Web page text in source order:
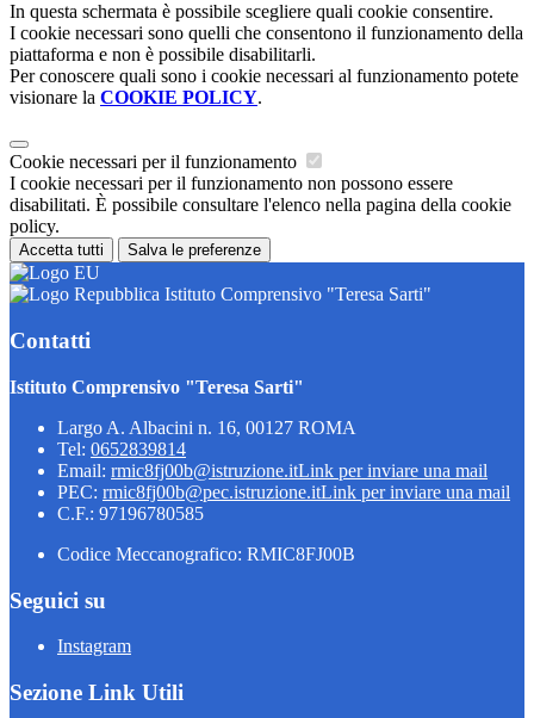
In questa schermata è possibile scegliere quali cookie consentire.
I cookie necessari sono quelli che consentono il funzionamento della
piattaforma e non è possibile disabilitarli.
Per conoscere quali sono i cookie necessari al funzionamento potete
visionare la COOKIE POLICY.
Cookie necessari per il funzionamento
I cookie necessari per il funzionamento non possono essere
disabilitati. È possibile consultare l'elenco nella pagina della cookie
policy.
Accetta tutti Salva le preferenze
Istituto Comprensivo "Teresa Sarti"
Contatti
Istituto Comprensivo "Teresa Sarti"
Largo A. Albacini n. 16, 00127 ROMA
Tel: 0652839814
Email: rmic8fj00b@istruzione.itLink per inviare una mail
PEC: rmic8fj00b@pec.istruzione.itLink per inviare una mail
C.F.: 97196780585
Codice Meccanografico: RMIC8FJ00B
Seguici su
Instagram
Sezione Link Utili